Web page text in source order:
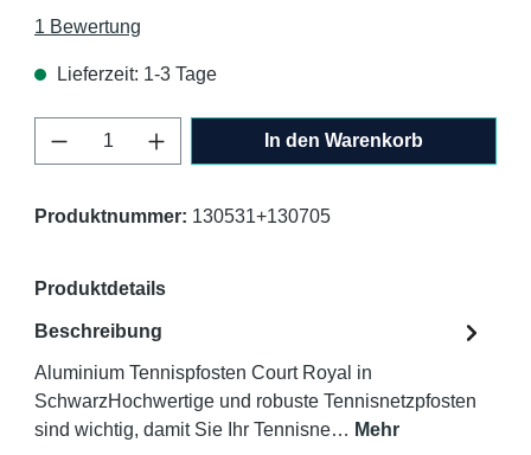
Durchschnittliche Bewertung von 5 von 5 Sternen
1 Bewertung
Lieferzeit: 1-3 Tage
Produkt Anzahl: Gib den gewünschten
In den Warenkorb
Produktnummer: 130531+130705
Produktdetails
Beschreibung
Aluminium Tennispfosten Court Royal in
SchwarzHochwertige und robuste Tennisnetzpfosten
sind wichtig, damit Sie Ihr Tennisne… Mehr